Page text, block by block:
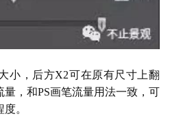
小，后方X2可在原有尺寸上翻
量，和PS画笔流量用法一致，可
。